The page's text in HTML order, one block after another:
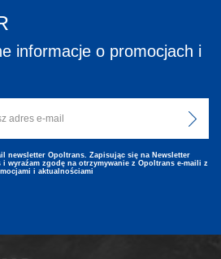
informacje o promocjach i
newsletter Opoltrans. Zapisując się na Newsletter
wyraźam zgodę na otrzymywanie z Opoltrans e-maili z
i aktualnościami